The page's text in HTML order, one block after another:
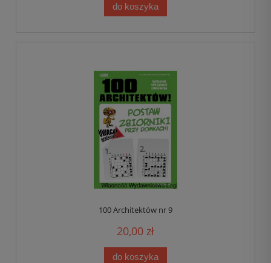
do koszyka
100 Architektów nr 9
20,00 zł
do koszyka